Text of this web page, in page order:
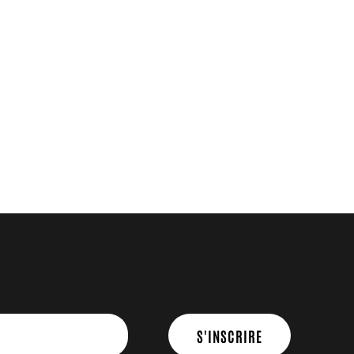
S'INSCRIRE